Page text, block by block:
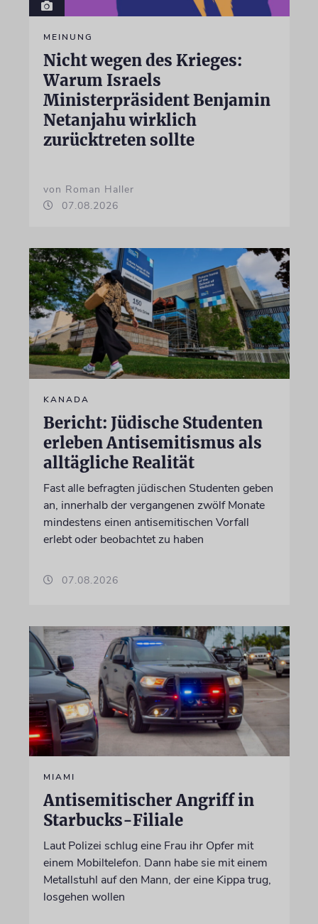
MEINUNG
Nicht wegen des Krieges:
Warum Israels
Ministerpräsident Benjamin
Netanjahu wirklich
zurücktreten sollte
von Roman Haller
07.08.2026
KANADA
Bericht: Jüdische Studenten
erleben Antisemitismus als
alltägliche Realität
Fast alle befragten jüdischen Studenten geben
an, innerhalb der vergangenen zwölf Monate
mindestens einen antisemitischen Vorfall
erlebt oder beobachtet zu haben
07.08.2026
MIAMI
Antisemitischer Angriff in
Starbucks-Filiale
Laut Polizei schlug eine Frau ihr Opfer mit
einem Mobiltelefon. Dann habe sie mit einem
Metallstuhl auf den Mann, der eine Kippa trug,
losgehen wollen